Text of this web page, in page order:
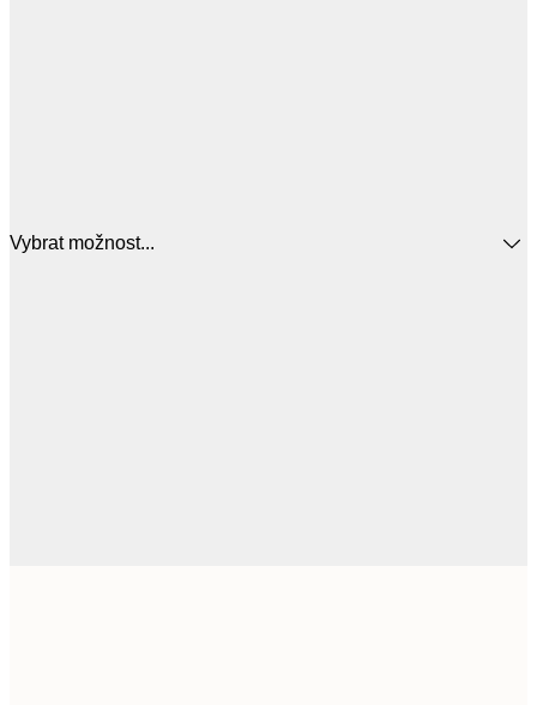
Vybrat možnost...